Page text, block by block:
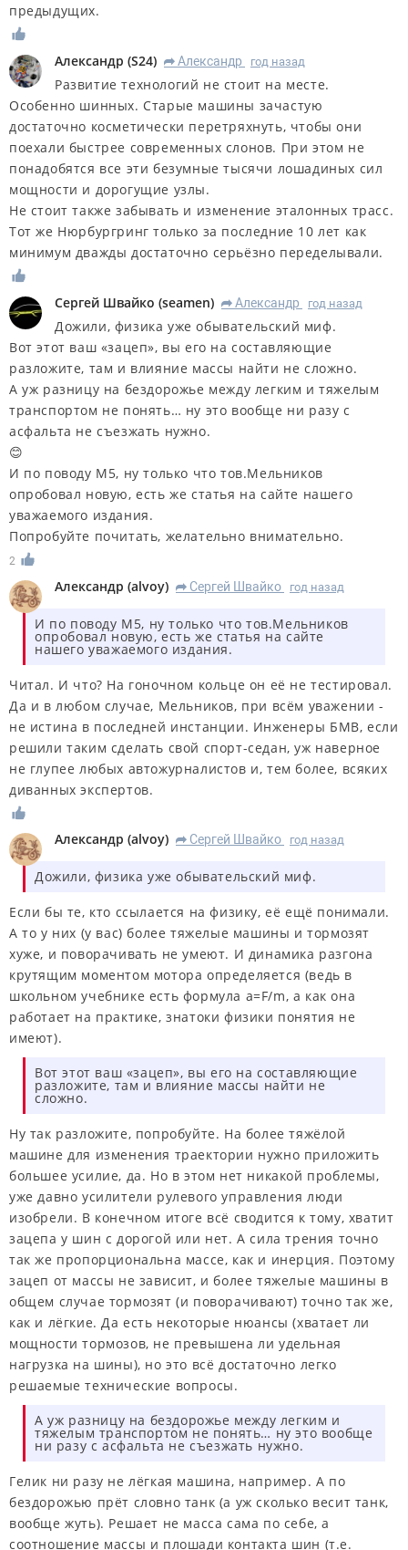
предыдущих.
Александр (S24) R Александр год назад
Развитие технологий не стоит на месте.
Особенно шинных. Старые машины зачастую
достаточно косметически перетряхнуть, чтобы они
поехали быстрее современных слонов. При этом не
понадобятся все эти безумные тысячи лошадиных сил
мощности и дорогущие узлы.
Не стоит также забывать и изменение эталонных трасс.
Тот же Нюрбургринг только за последние 10 лет как
минимум дважды достаточно серьёзно переделывали.
Сергей Швайко (seamen) R Александр год назад
Дожили, физика уже обывательский миф.
Вот этот ваш «зацеп», вы его на составляющие
разложите, там и влияние массы найти не сложно.
А уж разницу на бездорожье между легким и тяжелым
транспортом не понять… ну это вообще ни разу с
асфальта не съезжать нужно.
😊
И по поводу М5, ну только что тов.Мельников
опробовал новую, есть же статья на сайте нашего
уважаемого издания.
Попробуйте почитать, желательно внимательно.
2
Александр (alvoy) R Сергей Швайко год назад
И по поводу М5, ну только что тов.Мельников
опробовал новую, есть же статья на сайте
нашего уважаемого издания.
Читал. И что? На гоночном кольце он её не тестировал.
Да и в любом случае, Мельников, при всём уважении -
не истина в последней инстанции. Инженеры БМВ, если
решили таким сделать свой спорт-седан, уж наверное
не глупее любых автожурналистов и, тем более, всяких
диванных экспертов.
Александр (alvoy) R Сергей Швайко год назад
Дожили, физика уже обывательский миф.
Если бы те, кто ссылается на физику, её ещё понимали.
А то у них (у вас) более тяжелые машины и тормозят
хуже, и поворачивать не умеют. И динамика разгона
крутящим моментом мотора определяется (ведь в
школьном учебнике есть формула а=F/m, а как она
работает на практике, знатоки физики понятия не
имеют).
Вот этот ваш «зацеп», вы его на составляющие
разложите, там и влияние массы найти не
сложно.
Ну так разложите, попробуйте. На более тяжёлой
машине для изменения траектории нужно приложить
большее усилие, да. Но в этом нет никакой проблемы,
уже давно усилители рулевого управления люди
изобрели. В конечном итоге всё сводится к тому, хватит
зацепа у шин с дорогой или нет. А сила трения точно
так же пропорциональна массе, как и инерция. Поэтому
зацеп от массы не зависит, и более тяжелые машины в
общем случае тормозят (и поворачивают) точно так же,
как и лёгкие. Да есть некоторые нюансы (хватает ли
мощности тормозов, не превышена ли удельная
нагрузка на шины), но это всё достаточно легко
решаемые технические вопросы.
А уж разницу на бездорожье между легким и
тяжелым транспортом не понять… ну это вообще
ни разу с асфальта не съезжать нужно.
Гелик ни разу не лёгкая машина, например. А по
бездорожью прёт словно танк (а уж сколько весит танк,
вообще жуть). Решает не масса сама по себе, а
соотношение массы и плошади контакта шин (т.е.